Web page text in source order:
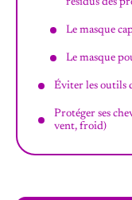
Le masque
Le masque
Éviter les outils
Protéger ses
vent, froid)